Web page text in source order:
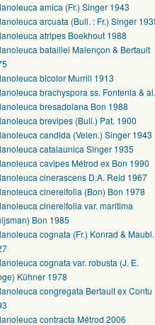
amica (Fr.) Singer 1943
arcuata (Bull. : Fr.) Singer
atripes Boekhout 1988
bataillei Malençon & Bertault
bicolor Murrill 1913
brachyspora ss. Fontenla & al.
bresadolana Bon 1988
brevipes (Bull.) Pat. 1900
candida (Velen.) Singer 1943
catalaunica Singer 1935
cavipes Métrod ex Bon 1990
cinerascens D.A. Reid 1967
cinereifolia (Bon) Bon 1978
cinereifolia var. maritima
Bon 1985
cognata (Fr.) Konrad & Maubl.
cognata var. robusta (J. E.
Kühner 1978
congregata Bertault ex Contu
contracta Métrod 2006